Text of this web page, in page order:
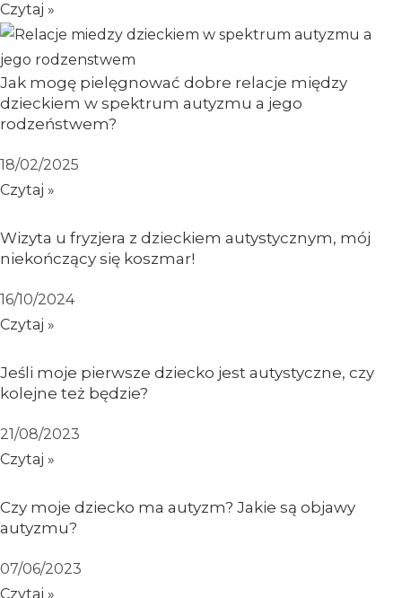
Czytaj »
Jak mogę pielęgnować dobre relacje między
dzieckiem w spektrum autyzmu a jego
rodzeństwem?
18/02/2025
Czytaj »
Wizyta u fryzjera z dzieckiem autystycznym, mój
niekończący się koszmar!
16/10/2024
Czytaj »
Jeśli moje pierwsze dziecko jest autystyczne, czy
kolejne też będzie?
21/08/2023
Czytaj »
Czy moje dziecko ma autyzm? Jakie są objawy
autyzmu?
07/06/2023
Czytaj »